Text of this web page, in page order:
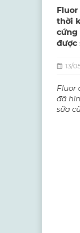
thời
cứng
được
13/
Fluor
đã
sữa